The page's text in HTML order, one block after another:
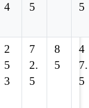
4
5
5
2
5
3
7
2.
5
8
5
4
7.
5